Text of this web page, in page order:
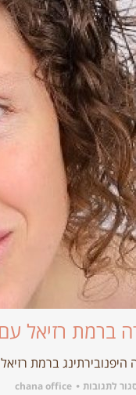
ברמת רזיאל
ברמת רזיאל יתקיים בימי
לתגובות chana office